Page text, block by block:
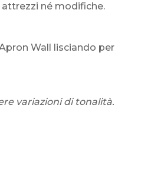
né modifiche.
Wall lisciando per
variazioni di tonalità.